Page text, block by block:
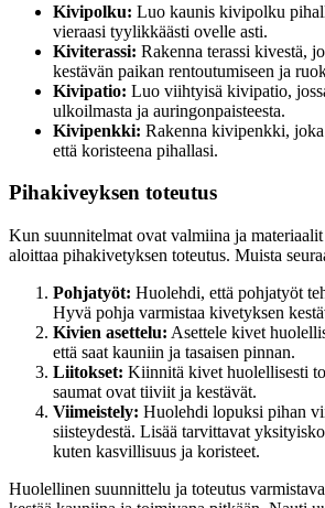
Kivipolku: Luo kaunis kivipolku
vieraasi tyylikkäästi ovelle asti.
Kiviterassi: Rakenna terassi kivestä,
kestävän paikan rentoutumiseen ja
Kivipatio: Luo viihtyisä kivipatio,
ulkoilmasta ja auringonpaisteesta.
Kivipenkki: Rakenna kivipenkki,
että koristeena pihallasi.
Pihakiveyksen toteutus
Kun suunnitelmat ovat valmiina ja
aloittaa pihakivetyksen toteutus. Muista
Pohjatyöt: Huolehdi, että pohjatyöt
Hyvä pohja varmistaa kivetyksen
Kivien asettelu: Asettele kivet
että saat kauniin ja tasaisen pinnan.
Liitokset: Kiinnitä kivet huolellisesti
saumat ovat tiiviit ja kestävät.
Viimeistely: Huolehdi lopuksi pihan
siisteydestä. Lisää tarvittavat
kuten kasvillisuus ja koristeet.
Huolellinen suunnittelu ja toteutus